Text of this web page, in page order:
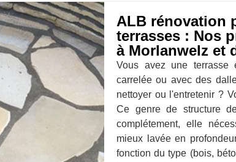
ALB rénovation
terrasses : Nos
à Morlanwelz et
Vous avez une terrasse
carrelée ou avec des
nettoyer ou l'entretenir ?
Ce genre de structure
complétement, elle
mieux lavée en
fonction du type (bois,